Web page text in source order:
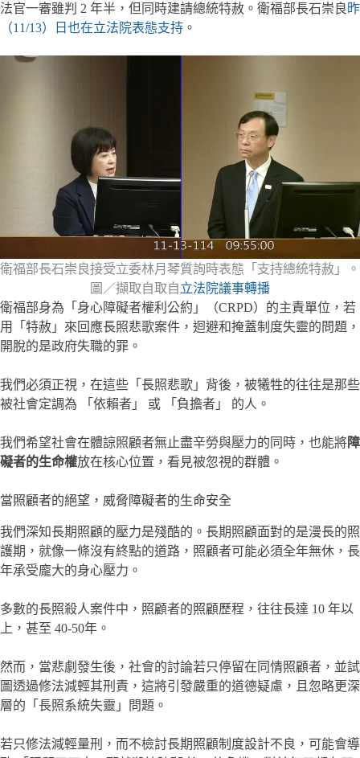
法官一審雖判 2 年半，但同時建請總統特赦。衛福部長石崇良 昨
（11/13）日也在立法院表態支持 。
衛福部長石崇良接受立委林月琴質詢時表態「支持總統特赦」。
圖／擷取自取自立法院議事轉播
衛福部身為「身心障礙者權利公約」（CRPD）的主責單位，若
用「特赦」來回應長照悲歌案件，迴避和掩蓋制度失靈的問題，
開脫的是政府失職的罪。
我們必須正視，在這些「長照悲歌」背後，被犧牲的往往是那些
被社會定調為 「依賴者」 或 「負擔者」 的人。
我們希望社會在體諒照顧者無止盡辛勞與壓力的同時，也能將障
礙者的生命權放在核心位置，看見被忽視的群體。
當照顧者的絕望，威脅障礙者的生命安全
我們深知長期照顧的壓力是殘酷的。長期照顧面對的是漫長的照
護期，就像一條沒有終點的道路，照顧者可能必須全年無休，長
年承受龐大的身心壓力。
多數的長照殺人案件中，照顧者的照顧歷程，往往長達 10 年以
上，甚至 40-50年。
然而，當悲劇發生後，社會的討論若只停留在同情照顧者，並試
圖透過修法減輕其刑責，這將引發嚴重的道德疑慮，且忽略更深
層的「長照系統失靈」問題。
若只修法減輕量刑，而不檢討長期照顧制度設計不良，可能會導